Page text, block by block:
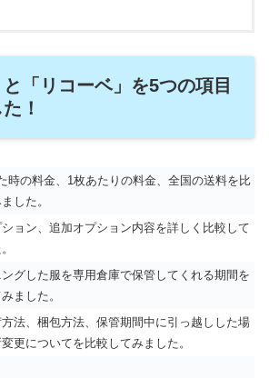
と「リコーベ」を5つの項目
！
時の料金、1枚あたりの料金、全国の送料を比
した。
ョン、追加オプション内容を詳しく比較して
グした服を専用倉庫で保管してくれる期間を
ました。
法、梱包方法、保管期間中に引っ越しした場
更についてを比較してみました。